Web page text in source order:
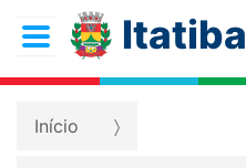
Itatiba
Início